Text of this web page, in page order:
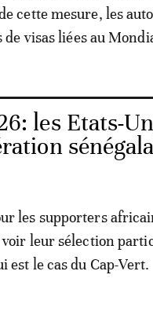
cette mesure, les
visas liées au
les Etats-
les supporters
voir leur sélection
est le cas du Cap-Vert.